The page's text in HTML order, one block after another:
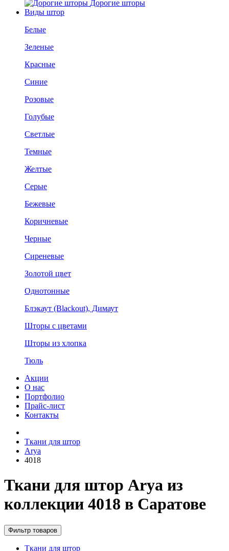
Дорогие шторы
Виды штор
Белые
Зеленые
Красные
Синие
Розовые
Голубые
Светлые
Темные
Желтые
Серые
Бежевые
Коричневые
Черные
Сиреневые
Золотой цвет
Однотонные
Блэкаут (Blackout), Димаут
Шторы с цветами
Шторы из хлопка
Тюль
Акции
О нас
Портфолио
Прайс-лист
Контакты
Ткани для штор
Arya
4018
Ткани для штор Arya из
коллекции 4018 в Саратове
Фильтр товаров
Ткани для штор